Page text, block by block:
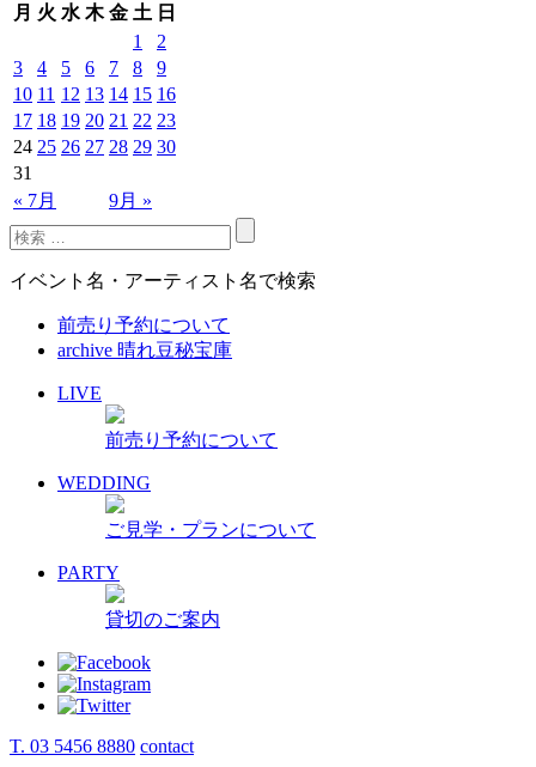
月 火 水 木 金 土 日
« 7月 9月 »
1
2
3
4 5 6 7 8
9
10 11 12 13 14 15 16
17 18 19 20 21 22 23
24 25 26 27 28 29 30
31
イベント名・アーティスト名で検索
前売り予約について
archive 晴れ豆秘宝庫
LIVE
前売り予約について
WEDDING
ご見学・プランについて
PARTY
貸切のご案内
T. 03 5456 8880 contact